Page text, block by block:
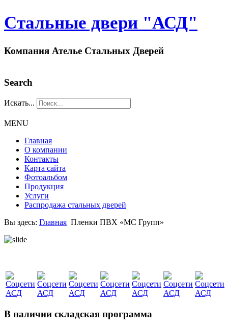
Стальные двери "АСД"
Компания Ателье Стальных Дверей
Search
Искать...
MENU
Главная
О компании
Контакты
Карта сайта
Фотоальбом
Продукция
Услуги
Распродажа стальных дверей
Вы здесь: Главная Пленки ПВХ «МС Групп»
В наличии складская программа